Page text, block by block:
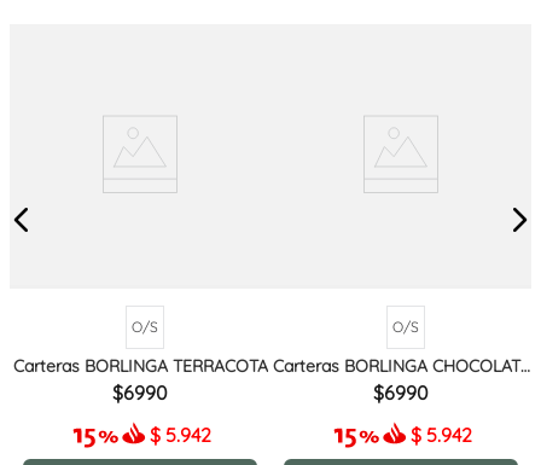
O/S
Carteras BORLINGA TERRACOTA
6990
$ 5.942
O/S
Carteras BORLINGA CHOCOLATE
MIX
6990
$ 5.942